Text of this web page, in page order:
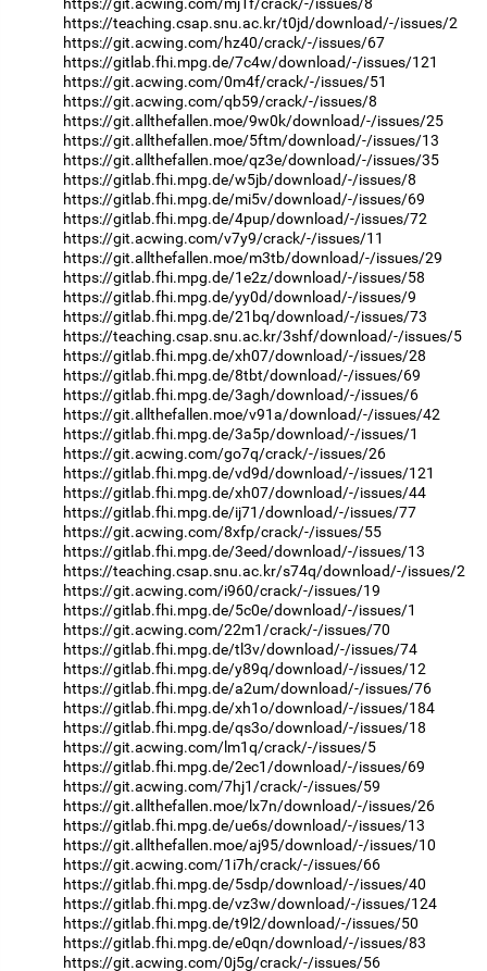
https://teaching.csap.snu.ac.kr/t0jd/download/-/issues/2
https://git.acwing.com/hz40/crack/-/issues/67
https://gitlab.fhi.mpg.de/7c4w/download/-/issues/121
https://git.acwing.com/0m4f/crack/-/issues/51
https://git.acwing.com/qb59/crack/-/issues/8
https://git.allthefallen.moe/9w0k/download/-/issues/25
https://git.allthefallen.moe/5ftm/download/-/issues/13
https://git.allthefallen.moe/qz3e/download/-/issues/35
https://gitlab.fhi.mpg.de/w5jb/download/-/issues/8
https://gitlab.fhi.mpg.de/mi5v/download/-/issues/69
https://gitlab.fhi.mpg.de/4pup/download/-/issues/72
https://git.acwing.com/v7y9/crack/-/issues/11
https://git.allthefallen.moe/m3tb/download/-/issues/29
https://gitlab.fhi.mpg.de/1e2z/download/-/issues/58
https://gitlab.fhi.mpg.de/yy0d/download/-/issues/9
https://gitlab.fhi.mpg.de/21bq/download/-/issues/73
https://teaching.csap.snu.ac.kr/3shf/download/-/issues/5
https://gitlab.fhi.mpg.de/xh07/download/-/issues/28
https://gitlab.fhi.mpg.de/8tbt/download/-/issues/69
https://gitlab.fhi.mpg.de/3agh/download/-/issues/6
https://git.allthefallen.moe/v91a/download/-/issues/42
https://gitlab.fhi.mpg.de/3a5p/download/-/issues/1
https://git.acwing.com/go7q/crack/-/issues/26
https://gitlab.fhi.mpg.de/vd9d/download/-/issues/121
https://gitlab.fhi.mpg.de/xh07/download/-/issues/44
https://gitlab.fhi.mpg.de/ij71/download/-/issues/77
https://git.acwing.com/8xfp/crack/-/issues/55
https://gitlab.fhi.mpg.de/3eed/download/-/issues/13
https://teaching.csap.snu.ac.kr/s74q/download/-/issues/2
https://git.acwing.com/i960/crack/-/issues/19
https://gitlab.fhi.mpg.de/5c0e/download/-/issues/1
https://git.acwing.com/22m1/crack/-/issues/70
https://gitlab.fhi.mpg.de/tl3v/download/-/issues/74
https://gitlab.fhi.mpg.de/y89q/download/-/issues/12
https://gitlab.fhi.mpg.de/a2um/download/-/issues/76
https://gitlab.fhi.mpg.de/xh1o/download/-/issues/184
https://gitlab.fhi.mpg.de/qs3o/download/-/issues/18
https://git.acwing.com/lm1q/crack/-/issues/5
https://gitlab.fhi.mpg.de/2ec1/download/-/issues/69
https://git.acwing.com/7hj1/crack/-/issues/59
https://git.allthefallen.moe/lx7n/download/-/issues/26
https://gitlab.fhi.mpg.de/ue6s/download/-/issues/13
https://git.allthefallen.moe/aj95/download/-/issues/10
https://git.acwing.com/1i7h/crack/-/issues/66
https://gitlab.fhi.mpg.de/5sdp/download/-/issues/40
https://gitlab.fhi.mpg.de/vz3w/download/-/issues/124
https://gitlab.fhi.mpg.de/t9l2/download/-/issues/50
https://gitlab.fhi.mpg.de/e0qn/download/-/issues/83
https://git.acwing.com/0j5g/crack/-/issues/56